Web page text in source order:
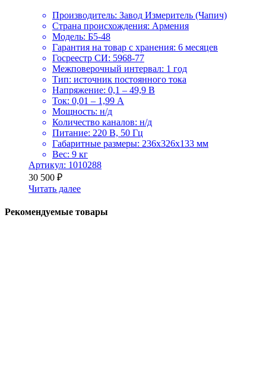
Производитель: Завод Измеритель (Чапич)
Страна происхождения: Армения
Модель: Б5-48
Гарантия на товар с хранения: 6 месяцев
Госреестр СИ: 5968-77
Межповерочный интервал: 1 год
Тип: источник постоянного тока
Напряжение: 0,1 – 49,9 В
Ток: 0,01 – 1,99 А
Мощность: н/д
Количество каналов: н/д
Питание: 220 В, 50 Гц
Габаритные размеры: 236х326х133 мм
Вес: 9 кг
Артикул: 1010288
30 500 ₽
Читать далее
Рекомендуемые товары